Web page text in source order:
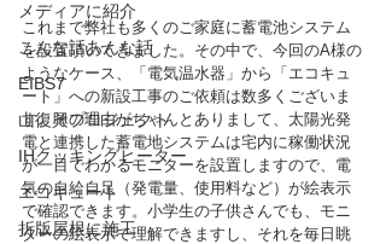
メディアに紹介
こんな話あんな話
EIBS7
山復興プロジェクト
IHクッキングヒーター
エコキュート
折版屋根に施工
これまで弊社も多くのご家庭に蓄電池システム
を設置頂いてきました。その中で、今回のA様の
ようなケース、「電気温水器」から「エコキュ
ート」への新設工事のご依頼は数多くございま
す。その理由がちゃんとありまして、太陽光発
電と連携した蓄電地システムは宅内に稼働状況
が一目でわかるモニターを設置しますので、電
気の自給自足（発電量、使用料など）が絵表示
で確認できます。小学生の子供さんでも、モニ
ターの絵表示で理解できますし、それを毎日眺